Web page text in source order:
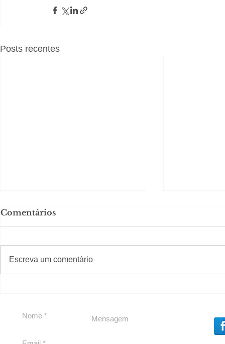
Posts recentes
reforçam apoio a
Cláudio Mitidieri
Comentários
Escreva um comentário